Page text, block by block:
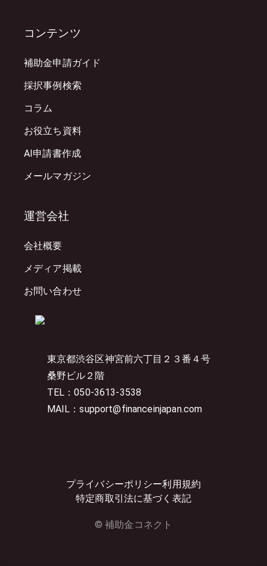
東京都渋谷区神宮前六丁目２３番４号
桑野ビル２階
TEL：050-3613-3538
MAIL：support@financeinjapan.com
プライバシーポリシー利用規約
特定商取引法に基づく表記
© 補助金コネクト
コンテンツ
補助金申請ガイド
採択事例検索
コラム
お役立ち資料
AI申請書作成
メールマガジン
運営会社
会社概要
メディア掲載
お問い合わせ